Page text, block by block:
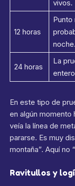
vivos.
12 horas
Punto
noche.
24 horas
La
En este tipo de
en algún momento
veía la línea de
pararse. Es muy
montaña”. Aquí no
Ravitullos y